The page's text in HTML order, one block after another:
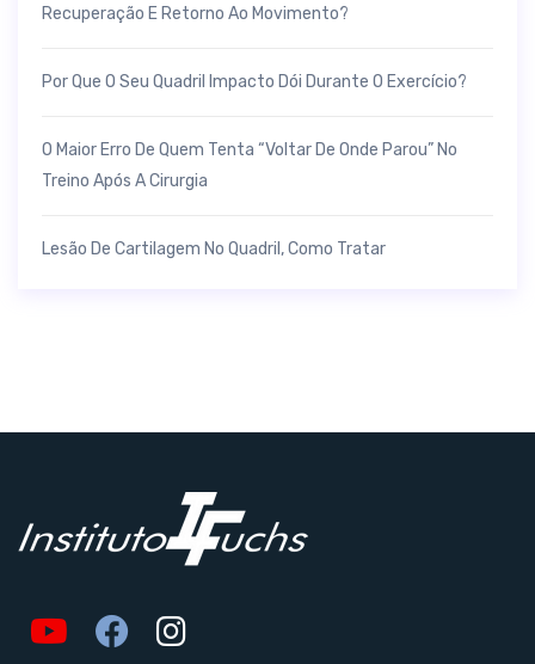
Recuperação E Retorno Ao Movimento?
Por Que O Seu Quadril Impacto Dói Durante O Exercício?
O Maior Erro De Quem Tenta “voltar De Onde Parou” No
Treino Após A Cirurgia
Lesão De Cartilagem No Quadril, Como Tratar